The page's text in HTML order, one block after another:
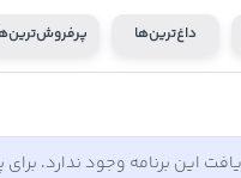
داغ‌ترین‌ها
این برنامه وجود ندارد.